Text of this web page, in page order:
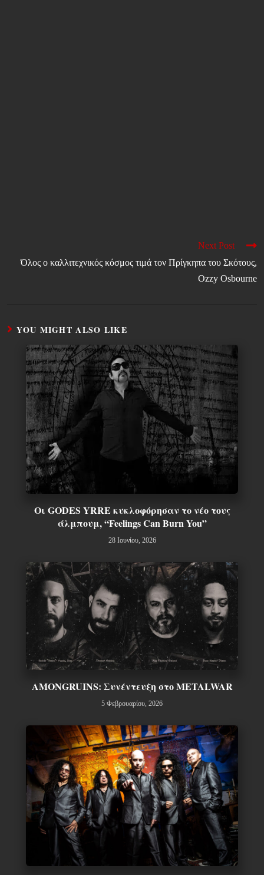
Next Post
Όλος ο καλλιτεχνικός κόσμος τιμά τον Πρίγκηπα του Σκότους,
Ozzy Osbourne
YOU MIGHT ALSO LIKE
Οι GODES YRRE κυκλοφόρησαν το νέο τους
άλμπουμ, “Feelings Can Burn You”
28 Ιουνίου, 2026
AMONGRUINS: Συνέντευξη στο METALWAR
5 Φεβρουαρίου, 2026